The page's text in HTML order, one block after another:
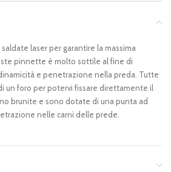
laser per garantire la massima
pinnette è molto sottile al fine di
e penetrazione nella preda. Tutte
un foro per potervi fissare direttamente il
brunite e sono dotate di una punta ad
nelle carni delle prede.